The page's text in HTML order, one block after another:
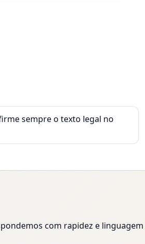
sempre o texto legal no
com rapidez e